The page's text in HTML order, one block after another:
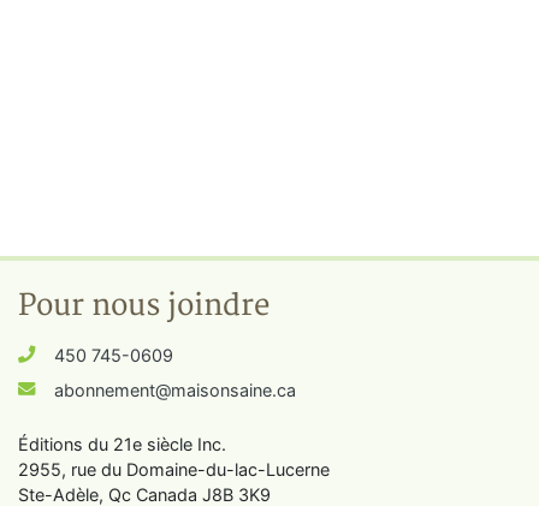
Pour nous joindre
450 745-0609
abonnement@maisonsaine.ca
Éditions du 21e siècle Inc.
2955, rue du Domaine-du-lac-Lucerne
Ste-Adèle, Qc Canada J8B 3K9